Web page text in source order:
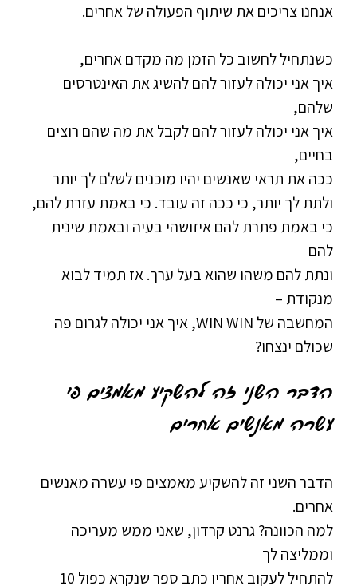
אנחנו צריכים את שיתוף הפעולה של אחרים.
כשנתחיל לחשוב כל הזמן מה מקדם אחרים,
איך אני יכולה לעזור להם להשיג את האינטרסים
שלהם,
איך אני יכולה לעזור להם לקבל את מה שהם רוצים
בחיים,
ככה את תראי שאנשים יהיו מוכנים לשלם לך יותר
ולתת לך יותר, כי ככה זה עובד. כי באמת עזרת להם,
כי באמת פתרת להם איזושהי בעיה ובאמת שינית
להם
ונתת להם משהו שהוא בעל ערך. אז תמיד לבוא
מנקודת –
המחשבה של WIN WIN, איך אני יכולה לגרום פה
שכולם ינצחו?
הדבר השני זה להשקיע מאמצים פי
עשרה מאנשים אחרים
הדבר השני זה להשקיע מאמצים פי עשרה מאנשים
אחרים.
למה הכוונה? גרנט קרדון, שאני ממש מעריכה
וממליצה לך
להתחיל לעקוב אחריו כתב ספר שנקרא כפול 10